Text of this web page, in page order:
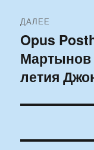
ДАЛЕЕ
Следующая
запись:
Opus
Мартынов
летия